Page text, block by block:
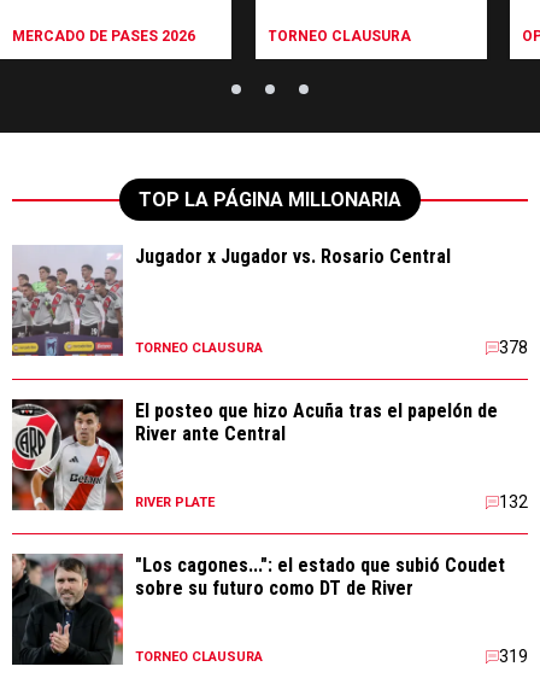
MERCADO DE PASES 2026 TORNEO CLAUSURA
TOP LA PÁGINA MILLONARIA
Jugador x Jugador vs. Rosario Central
TORNEO CLAUSURA 378
El posteo que hizo Acuña tras el papelón de
River ante Central
RIVER PLATE 132
"Los cagones...": el estado que subió Coudet
sobre su futuro como DT de River
TORNEO CLAUSURA 319